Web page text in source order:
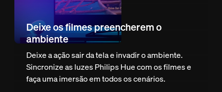
Deixe os filmes preencherem o
ambiente
Deixe a ação sair da tela e invadir o ambiente.
Sincronize as luzes Philips Hue com os filmes e
faça uma imersão em todos os cenários.